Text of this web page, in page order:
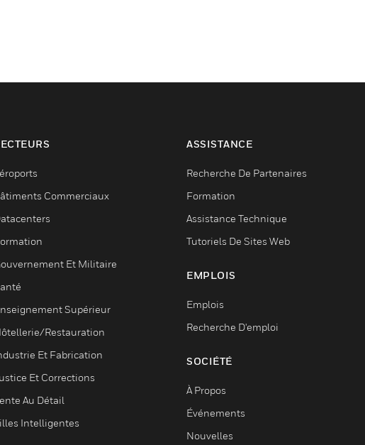
Commerciaux
Et Militaire
Supérieur
Restauration
Et Fabrication
Et Corrections
Au Détail
Intelligentes
ASSISTANCE
Recherche De Partenaires
Formation
Assistance Technique
Tutoriels De Sites Web
EMPLOIS
Emplois
Recherche D'emploi
SOCIÉTÉ
À Propos
Événements
Nouvelles